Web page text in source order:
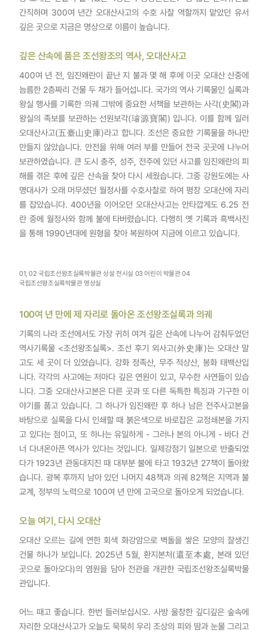
간직하며 300여 년간 오대산사고의 수호 사찰 역할까지 맡았던 유서
깊은 곳으로 지금은 명상으로 이름이 높습니다.
깊은 산속에 품은 조선왕조의 역사, 오대산사고
400여 년 전, 임진왜란이 끝난 지 불과 몇 해 후에 이곳 오대산 산중에
늠름한 2층짜리 건물 두 채가 들어섭니다. 국가의 역사 기록물인 실록과
왕실 행사를 기록한 의궤 그밖에 중요한 서책을 보관하는 사각(史閣)과
왕실의 족보를 보관하는 선원보각(璿源寶閣) 입니다. 이를 함께 일러
오대산사고(五臺山史庫)라고 합니다. 조선은 중요한 기록물을 하나만
만들지 않았습니다. 안전을 위해 여러 부를 만들어 전국 곳곳에 나누어
보관하였습니다. 큰 도시 충주, 성주, 전주에 있던 사고를 임진왜란의 피
해를 겪은 후에 깊은 산속을 찾아 다시 세웠습니다. 그중 강원도에는 사
명대사가 오래 머무셨던 월정사를 수호사찰로 하여 평창 오대산에 자리
를 잡았습니다. 400년을 이어오던 오대산사고는 안타깝게도 6.25 전
란 중에 월정사와 함께 불에 타버렸습니다. 다행히 옛 기록과 흑백사진
을 통해 1990년대에 원형을 찾아 복원하여 지금에 이르고 있습니다.
01, 02 국립조선왕조실록박물관 상설 전시실 03 어린이 박물관 04
국립조선왕조실록박물관 영상실
100여 년 만에 제 자리로 돌아온 조선왕조실록과 의궤
기록의 나라 조선에서도 가장 귀히 여겨 깊은 산속에 나누어 감춰두었던
역사기록물 <조선왕조실록>. 조선 후기 외사고(外史庫)는 오대산 말
고도 세 곳이 더 있었습니다. 강화 정족산, 무주 적상산, 봉화 태백산입
니다. 각각의 사고에는 저마다 깊은 연원이 있고, 무수한 사연들이 있습
니다. 그중 오대산사고본은 다른 곳과 또 다른 독특한 특징과 기구한 이
야기를 품고 있습니다. 그 하나가 임진왜란 후 하나 남은 전주사고본을
바탕으로 실록을 다시 인쇄할 때 붉은색으로 바로잡은 교정쇄본을 가지
고 있다는 점이고, 또 하나는 유일하게 - 그러나 본의 아니게 - 바다 건
너 다녀온아픈 역사가 있다는 것입니다. 일제강점기 일본으로 반출되었
다가 1923년 관동대지진 때 대부분 불에 타고 1932년 27책이 돌아왔
습니다. 광복 후까지 남아 있던 나머지 48책과 의궤 82책은 지역과 불
교계, 정부의 노력으로 100여 년 만에 고국으로 돌아오게 되었습니다.
오늘 여기, 다시 오대산
오대산 오르는 길에 연한 회색 화강암으로 벽돌을 쌓은 모양의 잘생긴
건물 하나가 보입니다. 2025년 5월, 환지본처(還至本處, 본래 있던
곳으로 돌아오다)의 염원을 담아 전관을 개관한 국립조선왕조실록박물
관입니다.
어느 때고 좋습니다. 한번 들러보십시오. 사방 울창한 깊디깊은 숲속에
자리한 오대산사고가 오늘도 묵묵히 우리 조상의 피와 땀과 눈물 그리고